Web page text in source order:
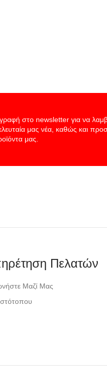
στο newsletter για να
μας νέα, καθώς και
μας.
Πελατών
Μαζί Μας